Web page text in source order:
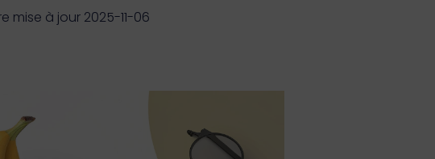
mise à jour 2025-11-06